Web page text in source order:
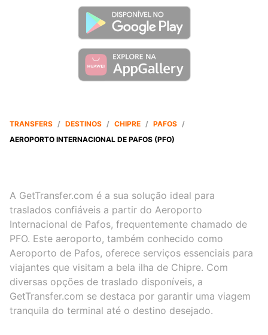
TRANSFERS / DESTINOS / CHIPRE / PAFOS /
AEROPORTO INTERNACIONAL DE PAFOS (PFO)
A GetTransfer.com é a sua solução ideal para
traslados confiáveis a partir do Aeroporto
Internacional de Pafos, frequentemente chamado de
PFO. Este aeroporto, também conhecido como
Aeroporto de Pafos, oferece serviços essenciais para
viajantes que visitam a bela ilha de Chipre. Com
diversas opções de traslado disponíveis, a
GetTransfer.com se destaca por garantir uma viagem
tranquila do terminal até o destino desejado.